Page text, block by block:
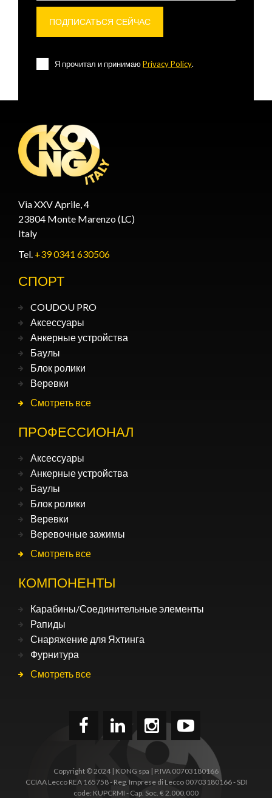
Я прочитал и принимаюPrivacy Policy.
Via XXV Aprile, 4
23804 Monte Marenzo (LC)
Italy
Tel. +39 0341 630506
СПОРТ
COUDOU PRO
Аксессуары
Анкерные устройства
Баулы
Блок ролики
Веревки
Смотреть все
ПРОФЕССИОНАЛ
Аксессуары
Анкерные устройства
Баулы
Блок ролики
Веревки
Веревочные зажимы
Смотреть все
КОМПОНЕНТЫ
Карабины/Соединительные элементы
Рапиды
Снаряжение для Яхтинга
Фурнитура
Смотреть все
Copyright © 2024 | KONG spa | P.IVA 00703180166
CCIAA Lecco REA 165758 - Reg. Imprese di Lecco 00703180166 - SDI
code: KUPCRMI - Cap. Soc. € 2.000.000